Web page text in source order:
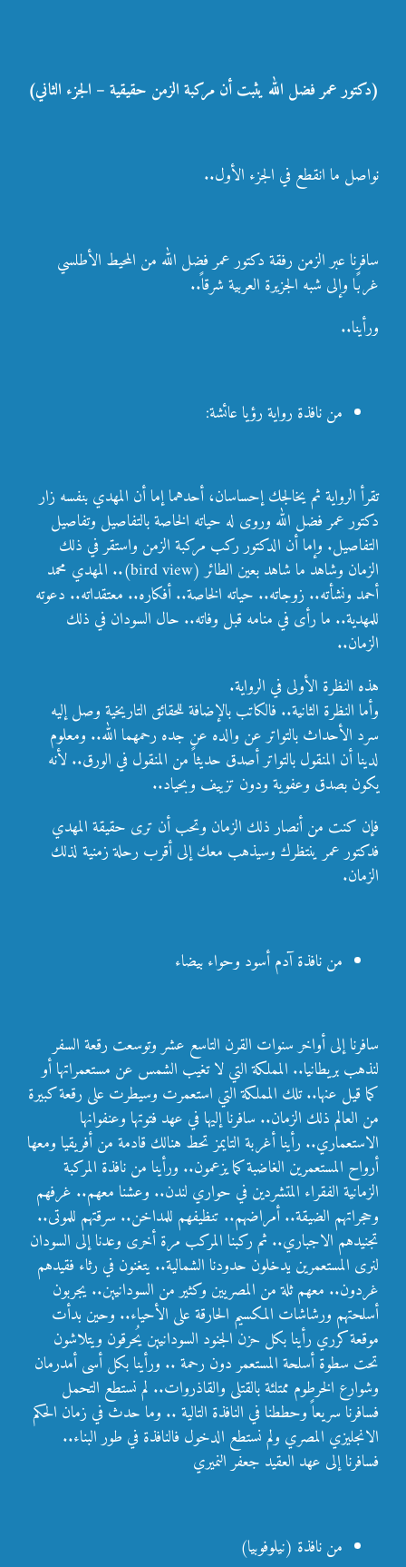
(دكتور عمر فضل الله يثبت أن مركبة الزمن حقيقية – الجزء الثاني)
نواصل ما انقطع في الجزء الأول..
سافرنا عبر الزمن رفقة دكتور عمر فضل الله من المحيط الأطلسي
غربًا وإلى شبه الجزيرة العربية شرقاً..
ورأينا..
من نافذة رواية رؤيا عائشة:
تقرأ الرواية ثم يخالجك إحساسان، أحدهما إما أن المهدي بنفسه زار
دكتور عمر فضل الله وروى له حياته الخاصة بالتفاصيل وتفاصيل
التفاصيل. وإما أن الدكتور ركب مركبة الزمن واستقر في ذلك
الزمان وشاهد ما شاهد بعين الطائر (bird view).. المهدي محمد
أحمد ونشأته.. زوجاته.. حياته الخاصة.. أفكاره.. معتقداته.. دعوته
للمهدية.. ما رأى في منامه قبل وفاته.. حال السودان في ذلك
الزمان..
هذه النظرة الأولى في الرواية.
وأما النظرة الثانية.. فالكاتب بالإضافة للحقائق التاريخية وصل إليه
سرد الأحداث بالتواتر عن والده عن جده رحمهما الله.. ومعلوم
لدينا أن المنقول بالتواتر أصدق حديثاً من المنقول في الورق.. لأنه
يكون بصدق وعفوية ودون تزييف وبحياد..
فإن كنت من أنصار ذلك الزمان وتحب أن ترى حقيقة المهدي
فدكتور عمر ينتظرك وسيذهب معك إلى أقرب رحلة زمنية لذلك
الزمان.
من نافذة آدم أسود وحواء بيضاء
سافرنا إلى أواخر سنوات القرن التاسع عشر وتوسعت رقعة السفر
لنذهب بريطانيا.. المملكة التي لا تغيب الشمس عن مستعمراتها أو
كما قيل عنها.. تلك المملكة التي استعمرت وسيطرت على رقعة كبيرة
من العالم ذلك الزمان.. سافرنا إليها في عهد فتوتها وعنفوانها
الاستعماري.. رأينا أغربة التايمز تحط هنالك قادمة من أفريقيا ومعها
أرواح المستعمرين الغاضبة كما يزعمون.. ورأينا من نافذة المركبة
الزمانية الفقراء المتشردين في حواري لندن.. وعشنا معهم.. غرفهم
وحجراتهم الضيقة.. أمراضهم.. تنظيفهم للمداخن.. سرقتهم للموتى..
تجنيدهم الاجباري.. ثم ركبنا المركب مرة أخرى وعدنا إلى السودان
لنرى المستعمرين يدخلون حدودنا الشمالية.. يتغنون في رثاء فقيدهم
غردون.. معهم ثلة من المصريين وكثير من السودانيين.. يجربون
أسلحتهم ورشاشات المكسيم الحارقة على الأحياء.. وحين بدأت
موقعة كرري رأينا بكل حزن الجنود السودانيين يُحرقون ويتلاشون
تحت سطوة أسلحة المستعمر دون رحمة .. ورأينا بكل أسى أمدرمان
وشوارع الخرطوم ممتلئة بالقتلى والقاذروات.. لم نستطع التحمل
فسافرنا سريعاً وحططنا في النافذة التالية .. وما حدث في زمان الحكم
الانجليزي المصري ولم نستطع الدخول فالنافذة في طور البناء..
فسافرنا إلى عهد العقيد جعفر النميري
من نافذة (نيلوفوبيا)